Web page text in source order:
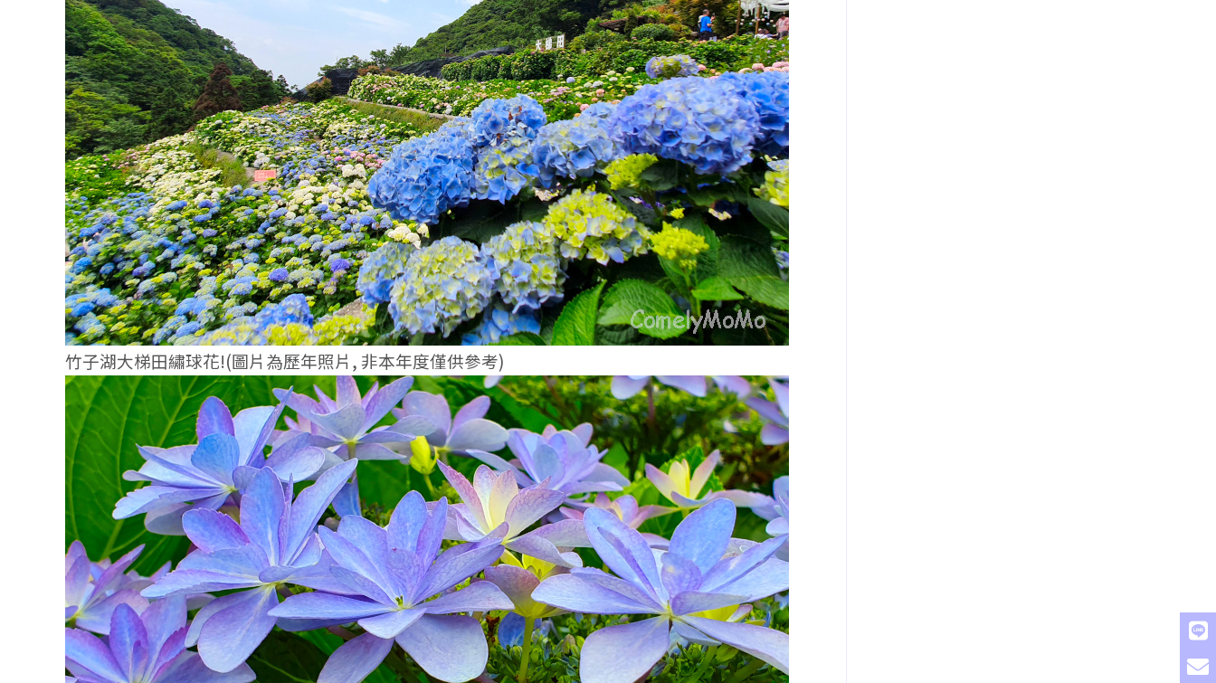
竹子湖大梯田繡球花!(圖片為歷年照片,非本年度僅供參考)